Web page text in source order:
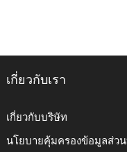
เกี่ยวกับเรา
เกี่ยวกับบริษัท
นโยบายคุ้มครองข้อมูลส่ว